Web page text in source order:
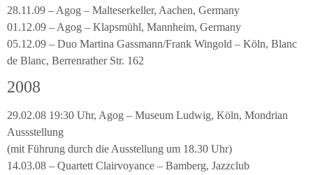
28.11.09 – Agog – Malteserkeller, Aachen, Germany
01.12.09 – Agog – Klapsmühl, Mannheim, Germany
05.12.09 – Duo Martina Gassmann/Frank Wingold – Köln, Blanc
de Blanc, Berrenrather Str. 162
2008
29.02.08 19:30 Uhr, Agog – Museum Ludwig, Köln, Mondrian
Aussstellung
(mit Führung durch die Ausstellung um 18.30 Uhr)
14.03.08 – Quartett Clairvoyance – Bamberg, Jazzclub